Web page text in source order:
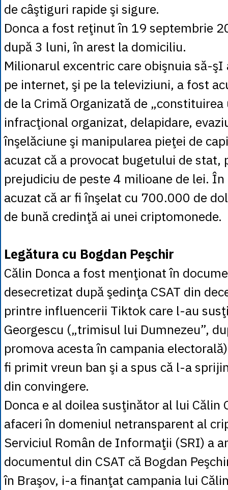
de câştiguri rapide şi sigure.
Donca a fost reţinut în 19 septembrie
după 3 luni, în arest la domiciliu.
Milionarul excentric care obişnuia să-şI
pe internet, şi pe la televiziuni, a fost
de la Crimă Organizată de
infracţional organizat, delapidare,
înşelăciune şi manipularea pieţei de
acuzat că a provocat bugetului de stat,
prejudiciu de peste 4 milioane de lei.
acuzat că ar fi înşelat cu 700.000 de
de bună credinţă ai unei criptomonede.
Legătura cu Bogdan Peşchir
Călin Donca a fost menţionat în
desecretizat după şedinţa CSAT din
printre influencerii Tiktok care l-au
Georgescu („trimisul lui Dumnezeu”,
promova acesta în campania
fi primit vreun ban şi a spus că l-a
din convingere.
Donca e al doilea susţinător al lui Călin
afaceri în domeniul netransparent al
Serviciul Român de Informaţii (SRI) a
documentul din CSAT că Bogdan
în Braşov, i-a finanţat campania lui